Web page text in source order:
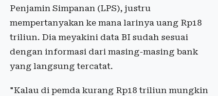
Penjamin Simpanan (LPS), justru
mempertanyakan ke mana larinya uang Rp18
triliun. Dia meyakini data BI sudah sesuai
dengan informasi dari masing-masing bank
yang langsung tercatat.
"Kalau di pemda kurang Rp18 triliun mungkin